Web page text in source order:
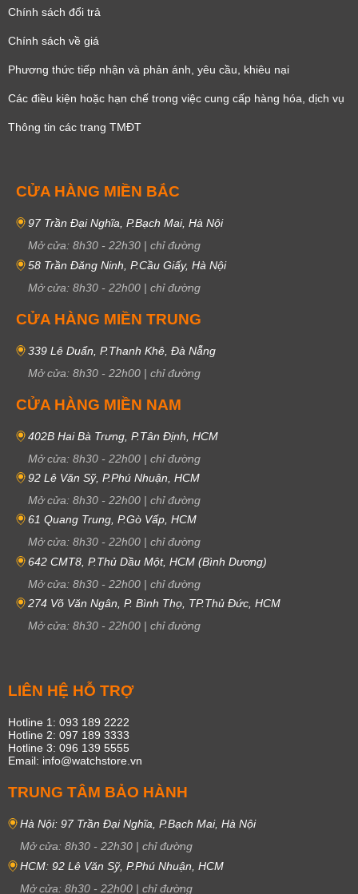
Chính sách đổi trả
Chính sách về giá
Phương thức tiếp nhận và phản ánh, yêu cầu, khiêu nại
Các điều kiện hoặc hạn chế trong việc cung cấp hàng hóa, dịch vụ
Thông tin các trang TMĐT
CỬA HÀNG MIỀN BẮC
97 Trần Đại Nghĩa, P.Bạch Mai, Hà Nội
Mở cửa: 8h30 - 22h30 | chỉ đường
58 Trần Đăng Ninh, P.Cầu Giấy, Hà Nội
Mở cửa: 8h30 - 22h00 | chỉ đường
CỬA HÀNG MIỀN TRUNG
339 Lê Duẩn, P.Thanh Khê, Đà Nẵng
Mở cửa: 8h30 - 22h00 | chỉ đường
CỬA HÀNG MIỀN NAM
402B Hai Bà Trưng, P.Tân Định, HCM
Mở cửa: 8h30 - 22h00 | chỉ đường
92 Lê Văn Sỹ, P.Phú Nhuận, HCM
Mở cửa: 8h30 - 22h00 | chỉ đường
61 Quang Trung, P.Gò Vấp, HCM
Mở cửa: 8h30 - 22h00 | chỉ đường
642 CMT8, P.Thủ Dầu Một, HCM (Bình Dương)
Mở cửa: 8h30 - 22h00 | chỉ đường
274 Võ Văn Ngân, P. Bình Thọ, TP.Thủ Đức, HCM
Mở cửa: 8h30 - 22h00 | chỉ đường
LIÊN HỆ HỖ TRỢ
Hotline 1: 093 189 2222
Hotline 2: 097 189 3333
Hotline 3: 096 139 5555
Email: info@watchstore.vn
TRUNG TÂM BẢO HÀNH
Hà Nội: 97 Trần Đại Nghĩa, P.Bạch Mai, Hà Nội
Mở cửa: 8h30 - 22h30 | chỉ đường
HCM: 92 Lê Văn Sỹ, P.Phú Nhuận, HCM
Mở cửa: 8h30 - 22h00 | chỉ đường